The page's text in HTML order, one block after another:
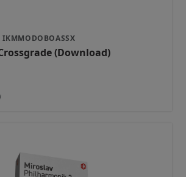
IKMMODOBOASSX
(Download)